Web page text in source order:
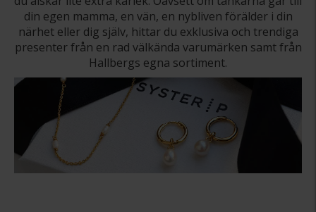
din egen mamma, en vän, en nybliven förälder i din
närhet eller dig själv, hittar du exklusiva och trendiga
presenter från en rad välkända varumärken samt från
Hallbergs egna sortiment.